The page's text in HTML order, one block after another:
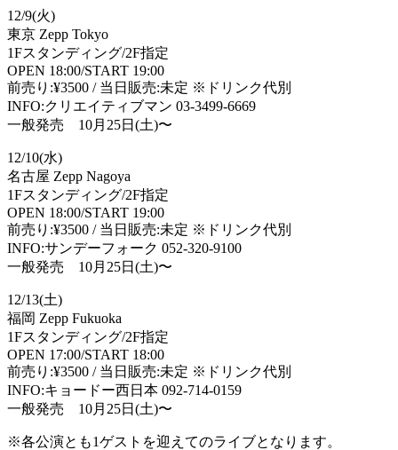
12/9(火)
東京 Zepp Tokyo
1Fスタンディング/2F指定
OPEN 18:00/START 19:00
前売り:¥3500 / 当日販売:未定 ※ドリンク代別
INFO:クリエイティブマン 03-3499-6669
一般発売 10月25日(土)〜
12/10(水)
名古屋 Zepp Nagoya
1Fスタンディング/2F指定
OPEN 18:00/START 19:00
前売り:¥3500 / 当日販売:未定 ※ドリンク代別
INFO:サンデーフォーク 052-320-9100
一般発売 10月25日(土)〜
12/13(土)
福岡 Zepp Fukuoka
1Fスタンディング/2F指定
OPEN 17:00/START 18:00
前売り:¥3500 / 当日販売:未定 ※ドリンク代別
INFO:キョードー西日本 092-714-0159
一般発売 10月25日(土)〜
※各公演とも1ゲストを迎えてのライブとなります。